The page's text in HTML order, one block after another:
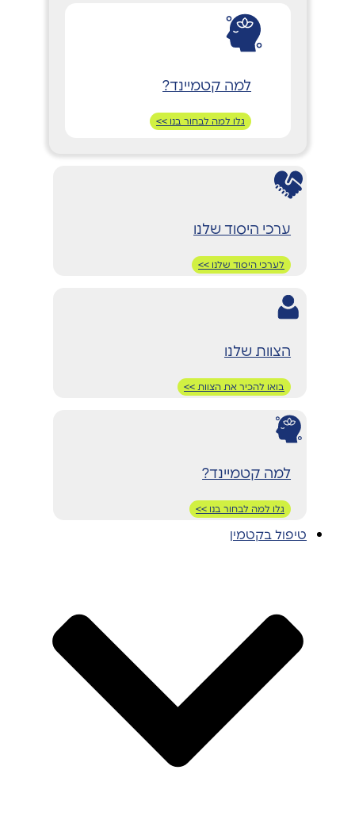
למה קטמיינד?
גלו למה לבחור בנו >>
ערכי היסוד שלנו
לערכי היסוד שלנו >>
הצוות שלנו
בואו להכיר את הצוות >>
למה קטמיינד?
גלו למה לבחור בנו >>
טיפול בקטמין